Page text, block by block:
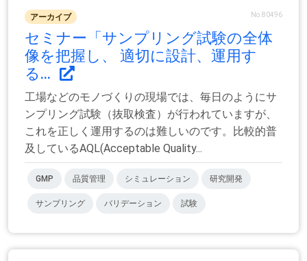
アーカイブ No.80496
セミナー「サンプリング試験の全体
像を把握し、 適切に設計、運用す
る...
工場などのモノづくりの現場では、毎日のようにサ
ンプリング試験（抜取検査）が行われていますが、
これを正しく運用するのは難しいのです。比較的普
及しているAQL(Acceptable Quality...
GMP 品質管理 シミュレーション 研究開発
サンプリング バリデーション 試験